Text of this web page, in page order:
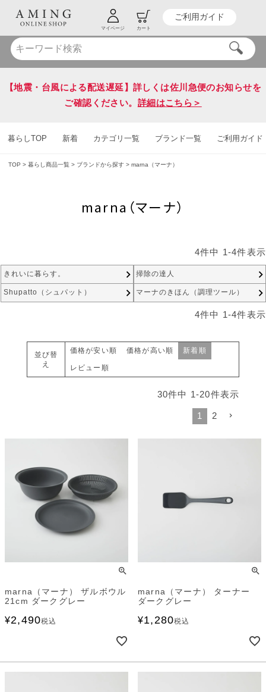
マイページ カート
ご利用ガイド
HOT KEY WORD #炭八 #送料無料
【地震・台風による配送遅延】詳しくは佐川急便のお知らせを
ご確認ください。 詳細はこちら＞
暮らしTOP 新着 カテゴリ一覧 ブランド一覧 ご利用ガイド
TOP 暮らし商品一覧 ブランドから探す marna（マーナ）
marna（マーナ）
4件中 1 -4件表示
きれいに暮らす。 掃除の達人
Shupatto（シュパット） マーナのきほん（調理ツール）
4件中 1 -4件表示
並び替
え
価格が安い順 価格が高い順 新着順
レビュー順
30件中 1 -20件表示
1 2
marna（マーナ） ザルボウル
21cm ダークグレー
¥2,490税込
marna（マーナ） ターナー
ダークグレー
¥1,280税込